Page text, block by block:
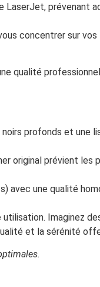
LaserJet, prévenant
concentrer sur
qualité
profonds et une
original prévient les
avec une qualité
utilisation. Imaginez
et la sérénité